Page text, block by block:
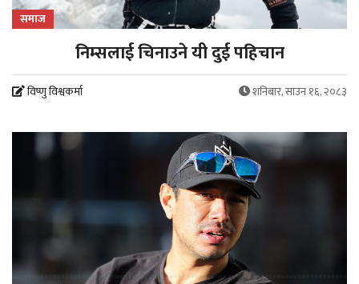
समाज
निम्सलाई चिनाउने यी दुई पहिचान
विष्णु विश्वकर्मा शनिबार, साउन १६, २०८३